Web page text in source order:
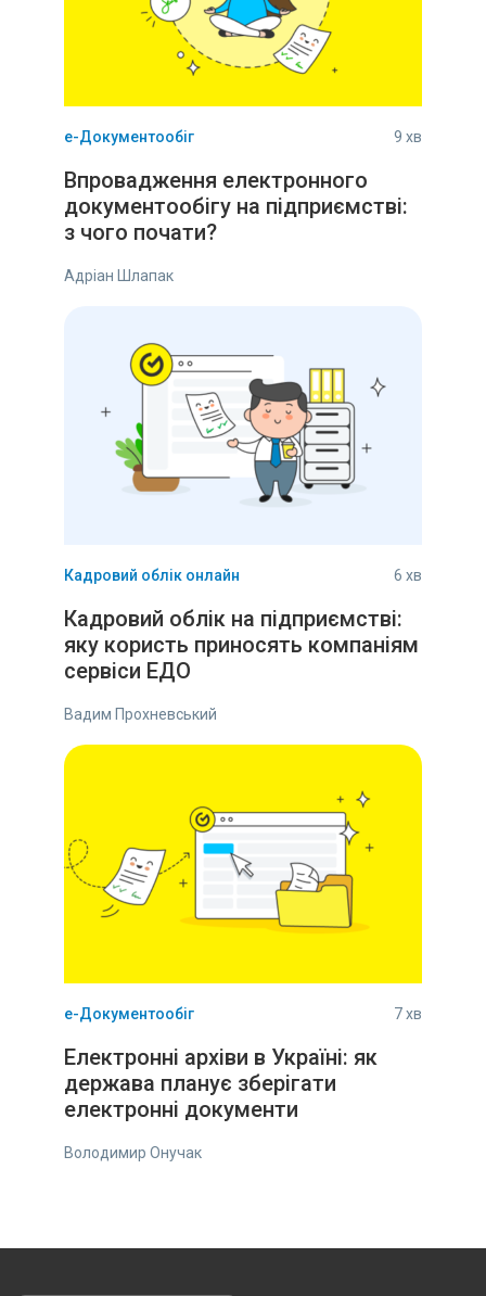
е-Документообіг 9 хв
Впровадження електронного
документообігу на підприємстві:
з чого почати?
Адріан Шлапак
Кадровий облік онлайн 6 хв
Кадровий облік на підприємстві:
яку користь приносять компаніям
сервіси ЕДО
Вадим Прохневський
е-Документообіг 7 хв
Електронні архіви в Україні: як
держава планує зберігати
електронні документи
Володимир Онучак